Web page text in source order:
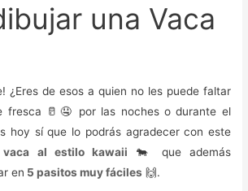
una Vaca
¿Eres de esos a quien no les puede faltar
fresca 🥛🤤 por las noches o durante el
hoy sí que lo podrás agradecer con este
vaca al estilo kawaii 🐄 que además
en 5 pasitos muy fáciles 🙌.